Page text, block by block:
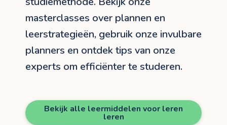
masterclasses over plannen en
leerstrategieën, gebruik onze invulbare
planners en ontdek tips van onze
experts om efficiënter te studeren.
Bekijk alle leermiddelen voor leren
leren